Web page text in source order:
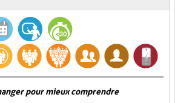
pour mieux comprendre